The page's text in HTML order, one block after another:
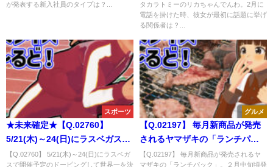
が発表する新入社員のタイプは？...
時、彼女が最初に話題に挙げる
関係者は？
タカラトミーのリカちゃんでんわ。2月に
電話を掛けた時、彼女が最初に話題に挙げ
る関係者は？...
スポーツ
★未来確定★【Q.02760】
5/21(木)～24(日)にラスベガスで
開催予定のドーピングして世界
【Q.02760】 5/21(木)～24(日)にラスベガ
スで開催予定のドーピングして世界一を決
グルメ
【Q.02197】 毎月新商品が発売
されるヤマザキの「ランチパッ
ク」。２月中旬頃発表の「来月
【Q.02197】 毎月新商品が発売されるヤ
マザキの「ランチパック」。２月中旬頃発